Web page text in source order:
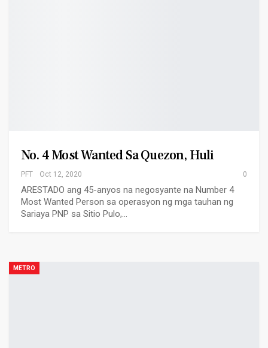
No. 4 Most Wanted Sa Quezon, Huli
PFT Oct 12, 2020 0
ARESTADO ang 45-anyos na negosyante na Number 4
Most Wanted Person sa operasyon ng mga tauhan ng
Sariaya PNP sa Sitio Pulo,…
METRO